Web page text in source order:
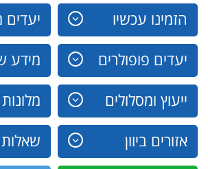
הזמינו עכשיו יעדים
יעדים פופולרים מידע
ייעוץ ומסלולים מלונות
אזורים ביוון